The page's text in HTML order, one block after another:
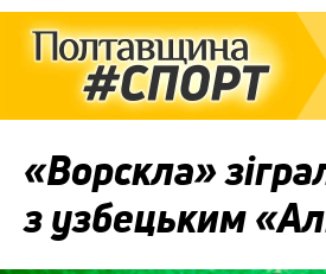
«Ворскла»
з узбецьким